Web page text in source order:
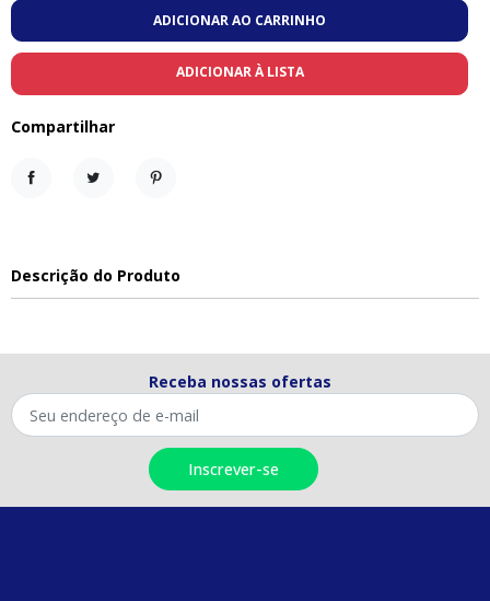
ADICIONAR AO CARRINHO
ADICIONAR À LISTA
Compartilhar
Descrição do Produto
Receba nossas ofertas